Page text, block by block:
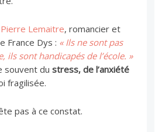
Pierre Lemaitre, romancier et
France Dys : « Ils ne sont pas
ils sont handicapés de l’école. »
souvent dustress, de l’anxiété
fragilisée.
pas à ce constat.